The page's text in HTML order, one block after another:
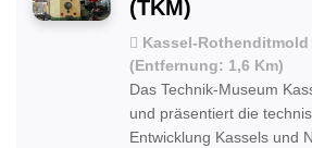
(TKM)
Kassel-Rothenditmold
(Entfernung: 1,6 Km)
Das Technik-Museum
und präsentiert die
Entwicklung Kassels und